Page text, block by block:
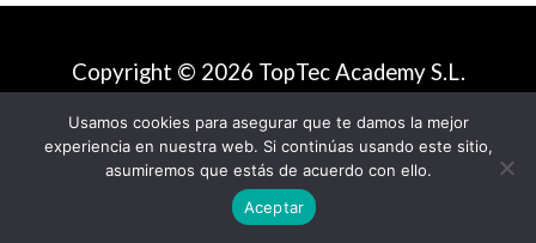
Copyright © 2026 TopTec Academy S.L.
Usamos cookies para asegurar que te damos la mejor
experiencia en nuestra web. Si continúas usando este sitio,
asumiremos que estás de acuerdo con ello.
Aceptar